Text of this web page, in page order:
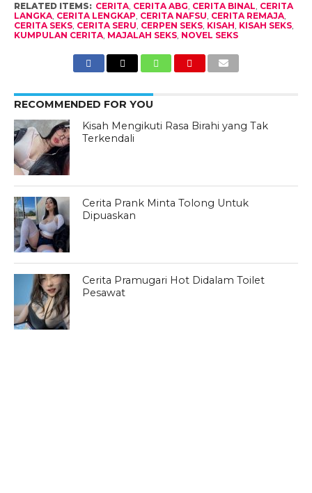
RELATED ITEMS: CERITA, CERITA ABG, CERITA BINAL, CERITA
LANGKA, CERITA LENGKAP, CERITA NAFSU, CERITA REMAJA,
CERITA SEKS, CERITA SERU, CERPEN SEKS, KISAH, KISAH SEKS,
KUMPULAN CERITA, MAJALAH SEKS, NOVEL SEKS
RECOMMENDED FOR YOU
Kisah Mengikuti Rasa Birahi yang Tak
Terkendali
Cerita Prank Minta Tolong Untuk
Dipuaskan
Cerita Pramugari Hot Didalam Toilet
Pesawat